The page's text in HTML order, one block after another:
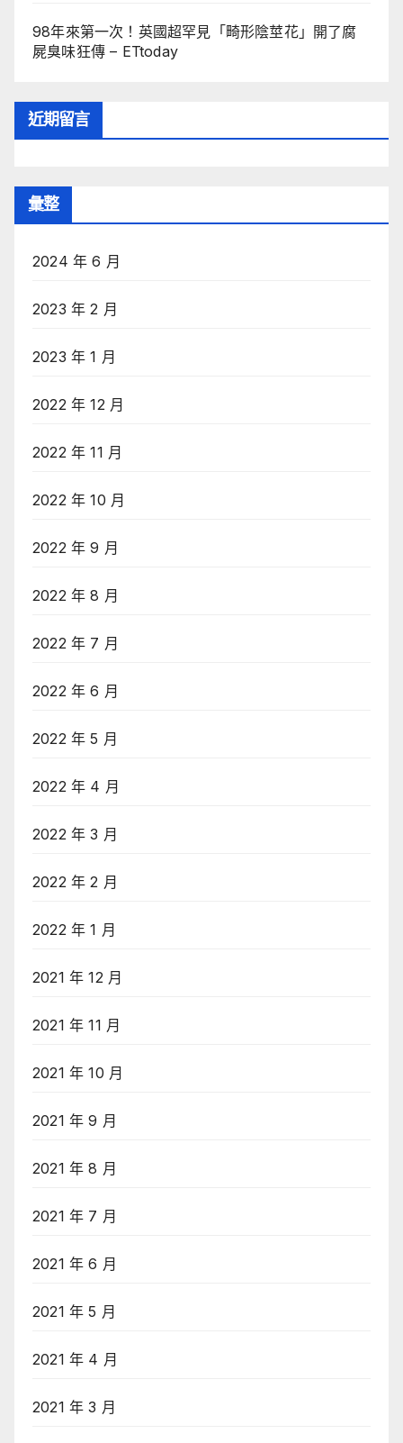
98年來第一次！英國超罕見「畸形陰莖花」開了腐
屍臭味狂傳 – ETtoday
近期留言
彙整
2024 年 6 月
2023 年 2 月
2023 年 1 月
2022 年 12 月
2022 年 11 月
2022 年 10 月
2022 年 9 月
2022 年 8 月
2022 年 7 月
2022 年 6 月
2022 年 5 月
2022 年 4 月
2022 年 3 月
2022 年 2 月
2022 年 1 月
2021 年 12 月
2021 年 11 月
2021 年 10 月
2021 年 9 月
2021 年 8 月
2021 年 7 月
2021 年 6 月
2021 年 5 月
2021 年 4 月
2021 年 3 月